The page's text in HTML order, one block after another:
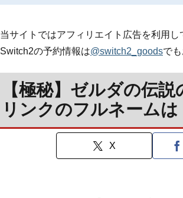
当サイトではアフィリエイト広告を利用し
Switch2の予約情報は@switch2_goodsでも
【極秘】ゼルダの伝
リンクのフルネームは
X